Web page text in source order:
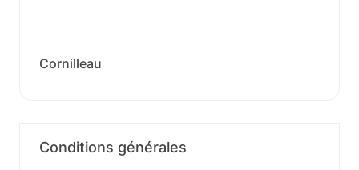
Cornilleau
Conditions générales